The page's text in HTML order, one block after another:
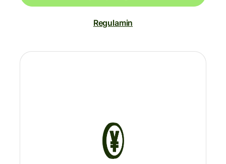
Regulamin